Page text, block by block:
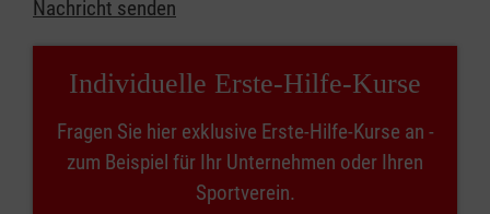
Nachricht senden
Individuelle Erste-Hilfe-Kurse
Fragen Sie hier exklusive Erste-Hilfe-Kurse an -
zum Beispiel für Ihr Unternehmen oder Ihren
Sportverein.